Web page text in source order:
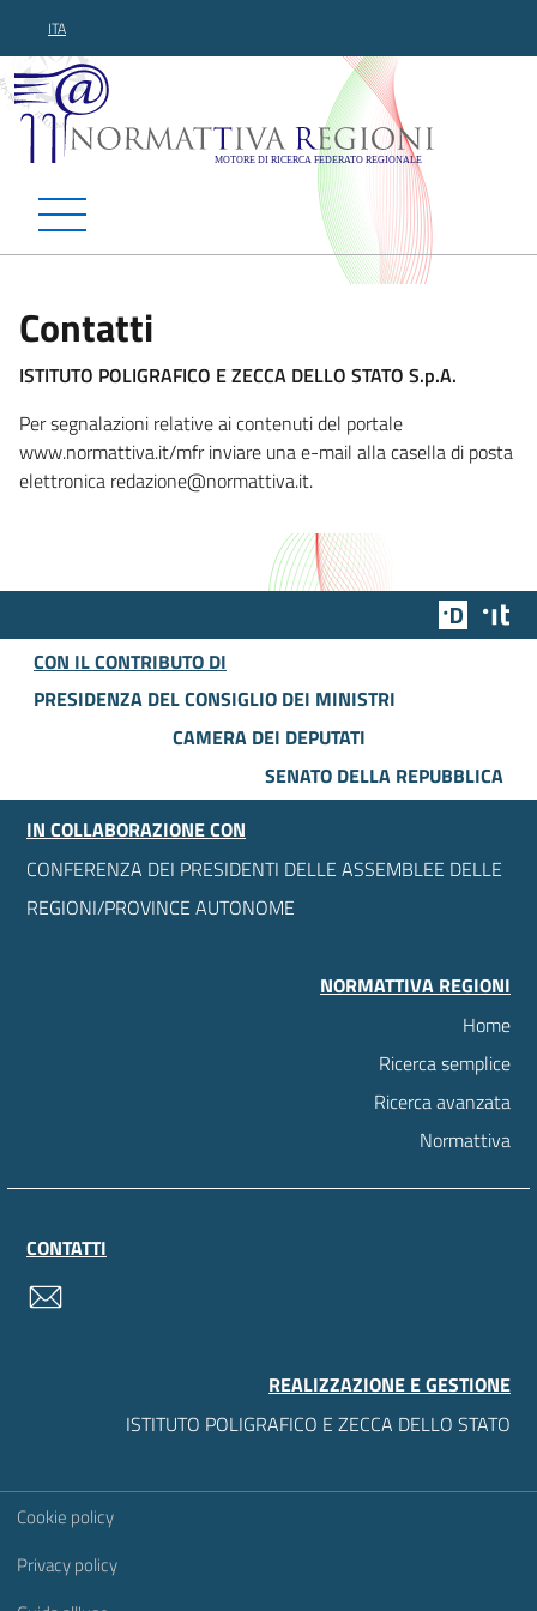
ITA
Normattiva Regioni -
Contatti
ISTITUTO POLIGRAFICO E ZECCA DELLO STATO S.p.A.
Per segnalazioni relative ai contenuti del portale
www.normattiva.it/mfr inviare una e-mail alla casella di posta
elettronica redazione@normattiva.it.
Team
CON IL CONTRIBUTO DI
PRESIDENZA DEL CONSIGLIO DEI MINISTRI
CAMERA DEI DEPUTATI
SENATO DELLA REPUBBLICA
IN COLLABORAZIONE CON
CONFERENZA DEI PRESIDENTI DELLE ASSEMBLEE DELLE
REGIONI/PROVINCE AUTONOME
NORMATTIVA REGIONI
Home
Ricerca semplice
Ricerca avanzata
Normattiva
CONTATTI
REALIZZAZIONE E GESTIONE
ISTITUTO POLIGRAFICO E ZECCA DELLO STATO
Sezione Link Utili
Cookie policy
Privacy policy